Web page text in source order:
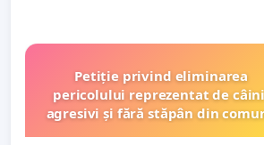
Petiție privind eliminarea
pericolului reprezentat de
agresivi și fără stăpân din